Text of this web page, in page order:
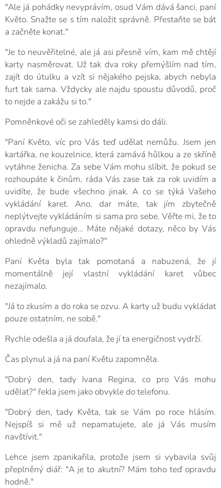
"Ale já pohádky nevyprávím, osud Vám dává šanci, paní
Květo. Snažte se s tím naložit správně. Přestaňte se bát
a začněte konat."
"Je to neuvěřitelné, ale já asi přesně vím, kam mě chtějí
karty nasměrovat. Už tak dva roky přemýšlím nad tím,
zajít do útulku a vzít si nějakého pejska, abych nebyla
furt tak sama. Vždycky ale najdu spoustu důvodů, proč
to nejde a zakážu si to."
Pomněnkové oči se zahleděly kamsi do dáli.
"Paní Květo, víc pro Vás teď udělat nemůžu. Jsem jen
kartářka, ne kouzelnice, která zamává hůlkou a ze skříně
vytáhne ženicha. Za sebe Vám mohu slíbit, že pokud se
rozhoupáte k činům, ráda Vás zase tak za rok uvidím a
uvidíte, že bude všechno jinak. A co se týká Vašeho
vykládání karet. Ano, dar máte, tak jím zbytečně
neplýtvejte vykládáním si sama pro sebe. Věřte mi, že to
opravdu nefunguje... Máte nějaké dotazy, něco by Vás
ohledně výkladů zajímalo?"
Paní Květa byla tak pomotaná a nabuzená, že jí
momentálně její vlastní vykládání karet vůbec
nezajímalo.
"Já to zkusím a do roka se ozvu. A karty už budu vykládat
pouze ostatním, ne sobě."
Rychle odešla a já doufala, že jí ta energičnost vydrží.
Čas plynul a já na paní Květu zapomněla.
"Dobrý den, tady Ivana Regina, co pro Vás mohu
udělat?" řekla jsem jako obvykle do telefonu.
"Dobrý den, tady Květa, tak se Vám po roce hlásím.
Nejspíš si mě už nepamatujete, ale já Vás musím
navštívit."
Lehce jsem zpanikařila, protože jsem si vybavila svůj
přeplněný diář: "A je to akutní? Mám toho teď opravdu
hodně."